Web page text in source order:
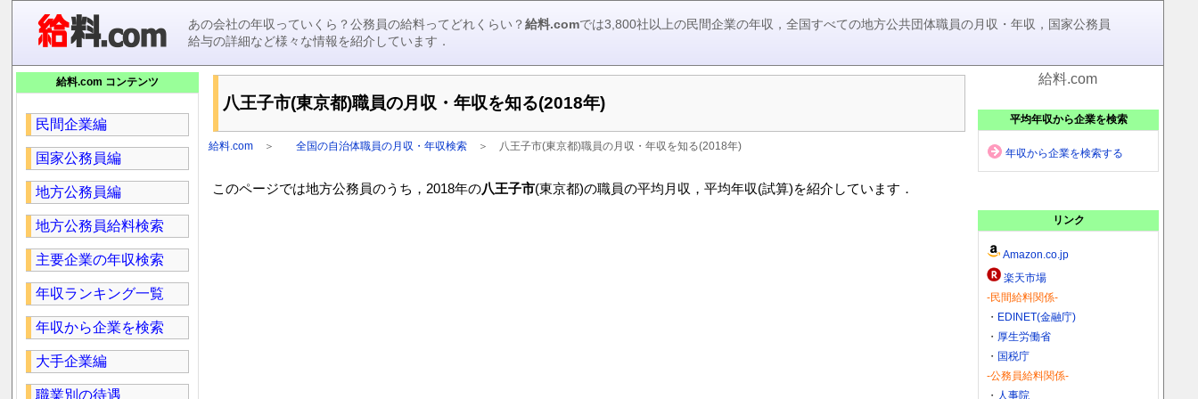
あの会社の年収っていくら？公務員の給料ってどれくらい？給料.comでは3,800社以上の民間企業の年収，全国すべての地方公共団体職員の月収・年収，国家公務員
給与の詳細など様々な情報を紹介しています．
八王子市(東京都)職員の月収・年収を知る(2018年)
給料.com ＞ 全国の自治体職員の月収・年収検索 ＞ 八王子市(東京都)職員の月収・年収を知る(2018年)
このページでは地方公務員のうち，2018年の八王子市(東京都)の職員の平均月収，平均年収(試算)を紹介しています．
給料.com コンテンツ
民間企業編
国家公務員編
地方公務員編
地方公務員給料検索
主要企業の年収検索
年収ランキング一覧
年収から企業を検索
大手企業編
職業別の待遇
給料.com
平均年収から企業を検索
年収から企業を検索する
リンク
Amazon.co.jp
楽天市場
-民間給料関係-
・ EDINET(金融庁)
・ 厚生労働省
・ 国税庁
-公務員給料関係-
・ 人事院